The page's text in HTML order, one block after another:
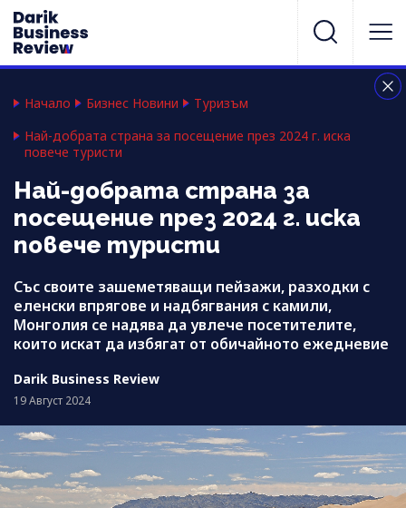
Начало Бизнес Новини
Туризъм
Най-добрата страна за посещение през 2024 г. иска
повече туристи
Най-добрата страна за
посещение през 2024 г. иска
повече туристи
Със своите зашеметяващи пейзажи, разходки с
еленски впрягове и надбягвания с камили,
Монголия се надява да увлече посетителите,
които искат да избягат от обичайното ежедневие
Darik Business Review
19 Август 2024